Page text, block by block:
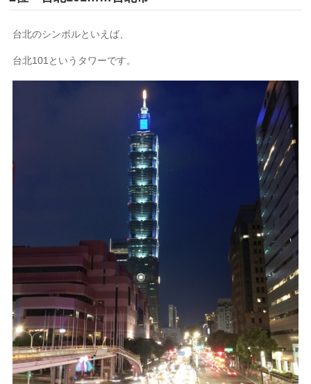
台北のシンボルといえば、
台北101というタワーです。